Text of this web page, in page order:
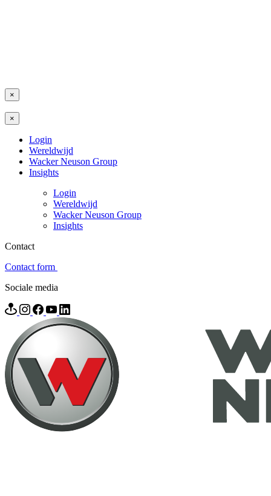
×
×
Login
Wereldwijd
Wacker Neuson Group
Insights
Login
Wereldwijd
Wacker Neuson Group
Insights
Contact
Contact form
Sociale media